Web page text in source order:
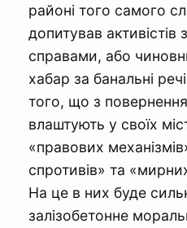
районі того самого
допитував активістів
справами, або
хабар за банальні
того, що з
влаштують у своїх
«правових
спротивів» та
На це в них буде
залізобетонне